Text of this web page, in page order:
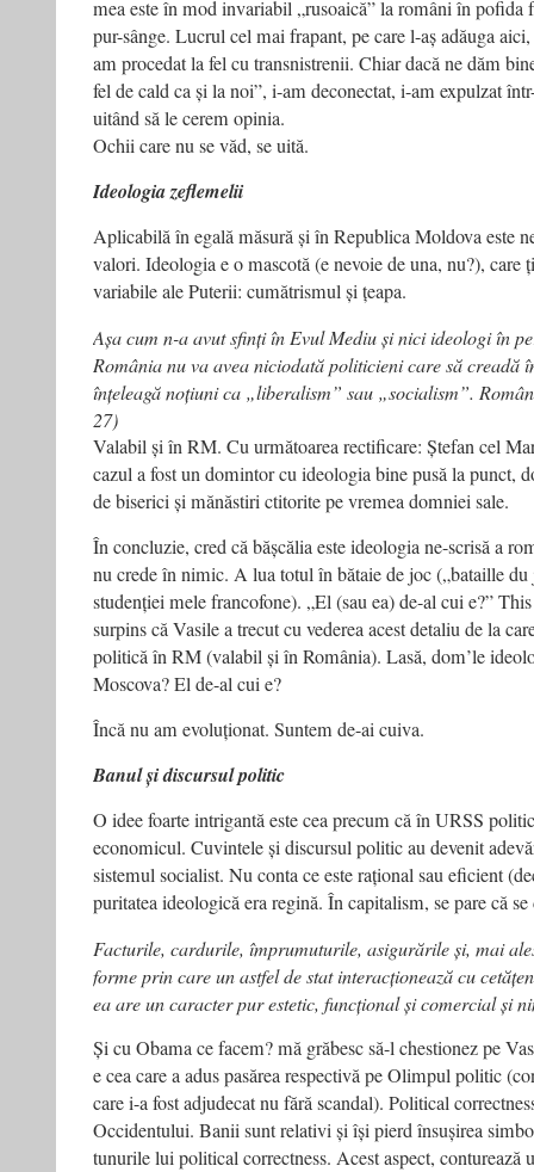
mea este în mod invariabil „rusoaică” la români în pofida
pur-sânge. Lucrul cel mai frapant, pe care l-aș adăuga
am procedat la fel cu transnistrenii. Chiar dacă ne dăm
fel de cald ca și la noi”, i-am deconectat, i-am expulzat
uitând să le cerem opinia.
Ochii care nu se văd, se uită.
Ideologia zeflemelii
Aplicabilă în egală măsură și în Republica Moldova este
valori. Ideologia e o mascotă (e nevoie de una, nu?), care
variabile ale Puterii: cumătrismul și țeapa.
Așa cum n-a avut sfinți în Evul Mediu și nici ideologi în
România nu va avea niciodată politicieni care să creadă
înțeleagă noțiuni ca „liberalism” sau „socialism”.
27)
Valabil și în RM. Cu următoarea rectificare: Ștefan cel
cazul a fost un domintor cu ideologia bine pusă la punct,
de biserici și mănăstiri ctitorite pe vremea domniei sale.
În concluzie, cred că bășcălia este ideologia ne-scrisă a
nu crede în nimic. A lua totul în bătaie de joc („bataille
studenției mele francofone). „El (sau ea) de-al cui e?”
surpins că Vasile a trecut cu vederea acest detaliu de la
politică în RM (valabil și în România). Lasă, dom’le
Moscova? El de-al cui e?
Încă nu am evoluționat. Suntem de-ai cuiva.
Banul și discursul politic
O idee foarte intrigantă este cea precum că în URSS
economicul. Cuvintele și discursul politic au devenit
sistemul socialist. Nu conta ce este rațional sau eficient
puritatea ideologică era regină. În capitalism, se pare că
Facturile, cardurile, împrumuturile, asigurările și, mai
forme prin care un astfel de stat interacționează cu
ea are un caracter pur estetic, funcțional și comercial și
Și cu Obama ce facem? mă grăbesc să-l chestionez pe
e cea care a adus pasărea respectivă pe Olimpul politic
care i-a fost adjudecat nu fără scandal). Political
Occidentului. Banii sunt relativi și își pierd însușirea
tunurile lui political correctness. Acest aspect, conturează